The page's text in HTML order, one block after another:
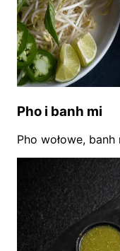
Pho i banh mi
Pho wołowe,